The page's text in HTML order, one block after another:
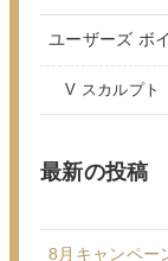
ユーザーズ ボ
V スカルプト
最新の投稿
8月キャンペー